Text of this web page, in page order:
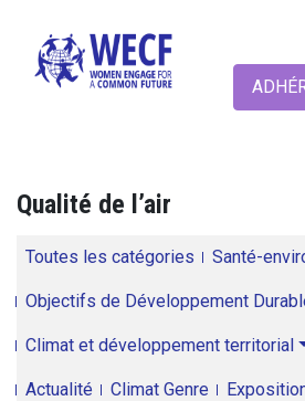
Qualité de l’air
Toutes les catégories Santé-
Objectifs de Développement
Climat et développement territorial
Actualité Climat Genre